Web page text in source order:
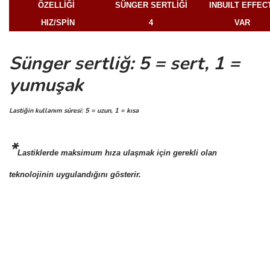
ÖZELLİĞİ SÜNGER SERTLİĞİ
INBUILT
HIZ/SPİN
4 VAR
Sünger sertliğ: 5 = sert, 1 =
yumuşak
Lastiğin kullanım süresi: 5 = uzun, 1 = kısa
*Lastiklerde maksimum hıza ulaşmak için gerekli olan
teknolojinin uygulandığını gösterir.